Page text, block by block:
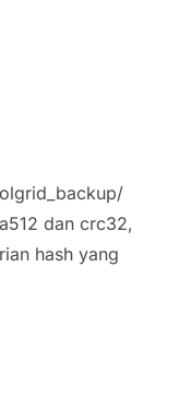
dan crc32,
hash yang